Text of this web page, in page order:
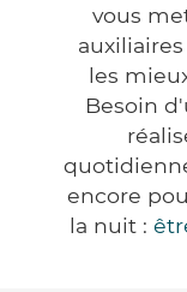
vous
les
Besoin
encore
la nuit :